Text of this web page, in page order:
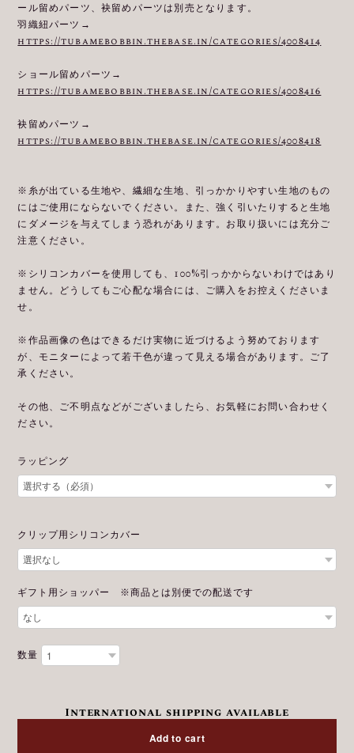
ール留めパーツ、袂留めパーツは別売となります。
羽織紐パーツ→
https://tubamebobbin.thebase.in/categories/4008414
ショール留めパーツ→
https://tubamebobbin.thebase.in/categories/4008416
袂留めパーツ→
https://tubamebobbin.thebase.in/categories/4008418
※糸が出ている生地や、繊細な生地、引っかかりやすい生地のもの
にはご使用にならないでください。また、強く引いたりすると生地
にダメージを与えてしまう恐れがあります。お取り扱いには充分ご
注意ください。
※シリコンカバーを使用しても、100%引っかからないわけではあり
ません。どうしてもご心配な場合には、ご購入をお控えくださいま
せ。
※作品画像の色はできるだけ実物に近づけるよう努めております
が、モニターによって若干色が違って見える場合があります。ご了
承ください。
その他、ご不明点などがございましたら、お気軽にお問い合わせく
ださい。
ラッピング
クリップ用シリコンカバー
ギフト用ショッパー ※商品とは別便での配送です
数量
International shipping available
Add to cart